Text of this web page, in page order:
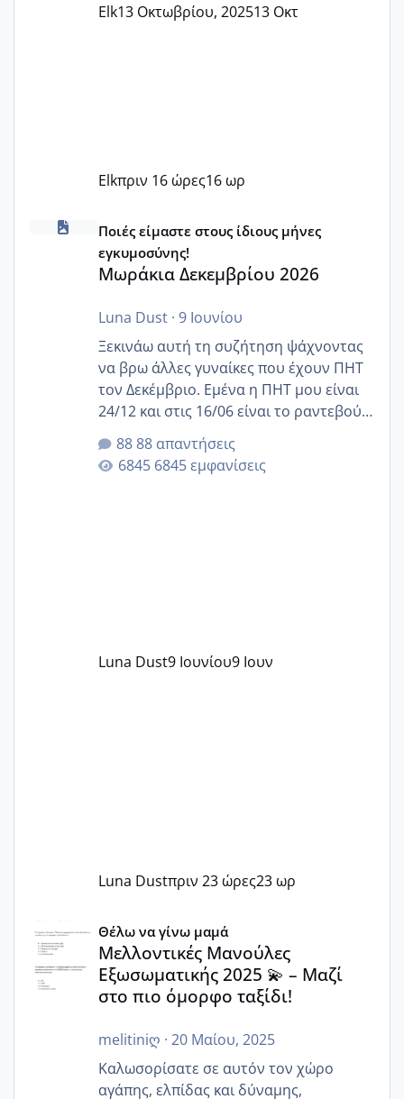
Elk13 Οκτωβρίου, 202513 Οκτ
Elkπριν 16 ώρες16 ωρ
Μωράκια Δεκεμβρίου 2026
Ποιές είμαστε στους ίδιους μήνες
εγκυμοσύνης!
Μωράκια Δεκεμβρίου 2026
Luna Dust· 9 Ιουνίου
Ξεκινάω αυτή τη συζήτηση ψάχνοντας
να βρω άλλες γυναίκες που έχουν ΠΗΤ
τον Δεκέμβριο. Εμένα η ΠΗΤ μου είναι
24/12 και στις 16/06 είναι το ραντεβού
της αυχενικής διαφάνειας. Έχω αρκετό
άγχος και οι μέρες δεν φαίνεται να
περνάνε με τίποτα.
88 απαντήσεις
6845 εμφανίσεις
Luna Dust9 Ιουνίου9 Ιουν
Luna Dustπριν 23 ώρες23 ωρ
Μελλοντικές Μανούλες Εξωσωματικής 2025 💫 – Μαζί
Θέλω να γίνω μαμά
Μελλοντικές Μανούλες
Εξωσωματικής 2025 💫 – Μαζί
στο πιο όμορφο ταξίδι!
melitiniღ · 20 Μαίου, 2025
Καλωσορίσατε σε αυτόν τον χώρο
αγάπης, ελπίδας και δύναμης,